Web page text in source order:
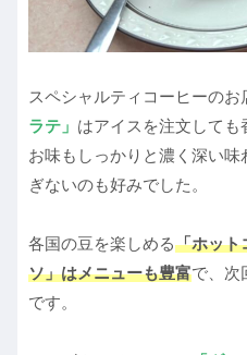
スペシャルティコーヒーのお
ラテ」 はアイスを注文して
お味もしっかりと濃く深い
ぎないのも好みでした。
各国の豆を楽しめる「ホット
ソ」はメニューも豊富で、次
です。